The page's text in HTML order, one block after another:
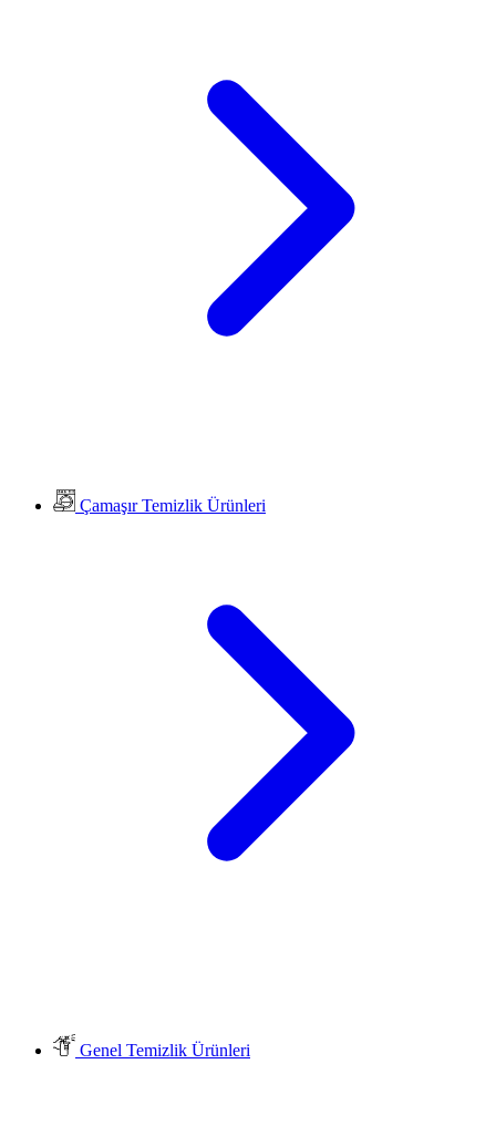
Çamaşır Temizlik Ürünleri
Genel Temizlik Ürünleri